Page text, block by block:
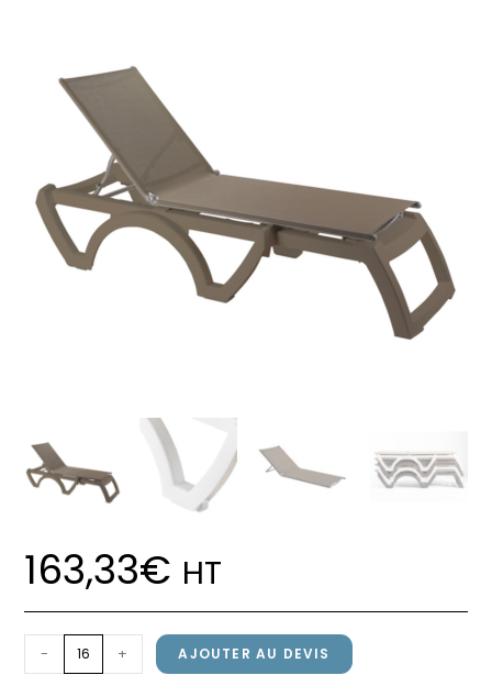
163,33€ HT
quantité
de
- + AJOUTER AU DEVIS